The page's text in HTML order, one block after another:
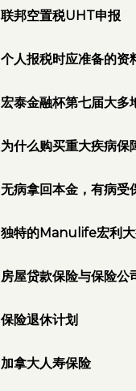
联邦空置税UHT申报
个人报税时应准备的资
宏泰金融杯第七届大多
为什么购买重大疾病保
无病拿回本金，有病受
独特的Manulife宏利
房屋贷款保险与保险公
保险退休计划
加拿大人寿保险